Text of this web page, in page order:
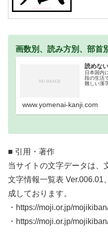
画数別、読み方別、部首
読めな
日本国内
段の生活
難しい漢
www.yomenai-kanji.com
■ 引用・著作
当サイトの文字データは、
文字情報一覧表 Ver.006.01
成しております。
・https://moji.or.jp/
・https://moji.or.jp/